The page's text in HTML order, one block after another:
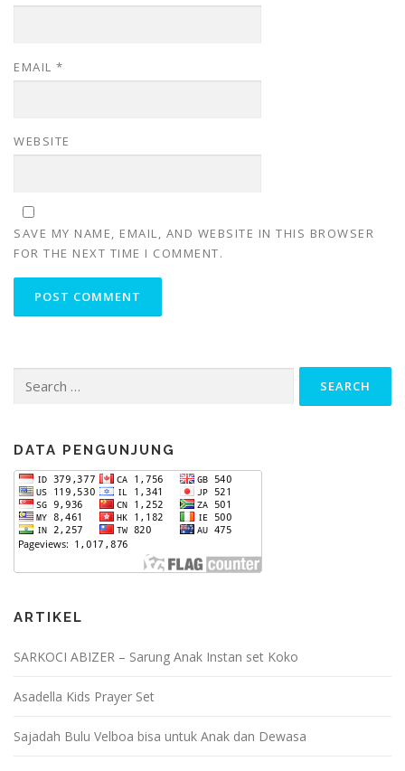
EMAIL *
WEBSITE
SAVE MY NAME, EMAIL, AND WEBSITE IN THIS BROWSER
FOR THE NEXT TIME I COMMENT.
for:
DATA PENGUNJUNG
ARTIKEL
SARKOCI ABIZER – Sarung Anak Instan set Koko
Asadella Kids Prayer Set
Sajadah Bulu Velboa bisa untuk Anak dan Dewasa